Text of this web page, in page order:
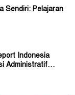
Sendiri: Pelajaran
Indonesia
Administratif